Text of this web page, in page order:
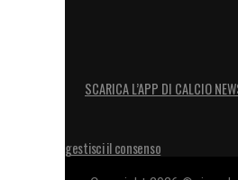
SCARICA L’APP DI CALCIO
gestisci il consenso